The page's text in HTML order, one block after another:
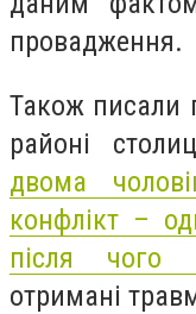
провадження.
Також писали
районі
двома
конфлікт –
після чого
отримані